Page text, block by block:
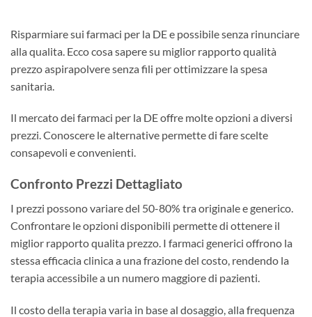
Risparmiare sui farmaci per la DE e possibile senza rinunciare
alla qualita. Ecco cosa sapere su miglior rapporto qualità
prezzo aspirapolvere senza fili per ottimizzare la spesa
sanitaria.
Il mercato dei farmaci per la DE offre molte opzioni a diversi
prezzi. Conoscere le alternative permette di fare scelte
consapevoli e convenienti.
Confronto Prezzi Dettagliato
I prezzi possono variare del 50-80% tra originale e generico.
Confrontare le opzioni disponibili permette di ottenere il
miglior rapporto qualita prezzo. I farmaci generici offrono la
stessa efficacia clinica a una frazione del costo, rendendo la
terapia accessibile a un numero maggiore di pazienti.
Il costo della terapia varia in base al dosaggio, alla frequenza